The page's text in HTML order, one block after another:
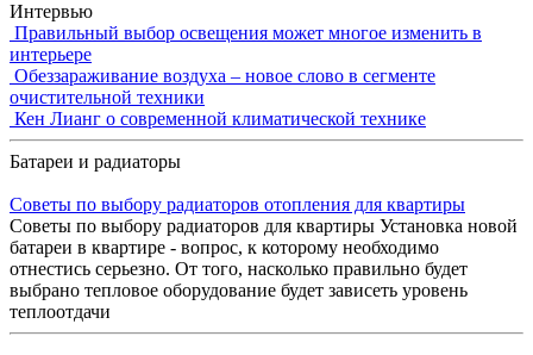
Интервью
Правильный выбор освещения может многое изменить в
интерьере
Обеззараживание воздуха – новое слово в сегменте
очистительной техники
Кен Лианг о современной климатической технике
Батареи и радиаторы
Советы по выбору радиаторов отопления для квартиры
Советы по выбору радиаторов для квартиры Установка новой
батареи в квартире - вопрос, к которому необходимо
отнестись серьезно. От того, насколько правильно будет
выбрано тепловое оборудование будет зависеть уровень
теплоотдачи